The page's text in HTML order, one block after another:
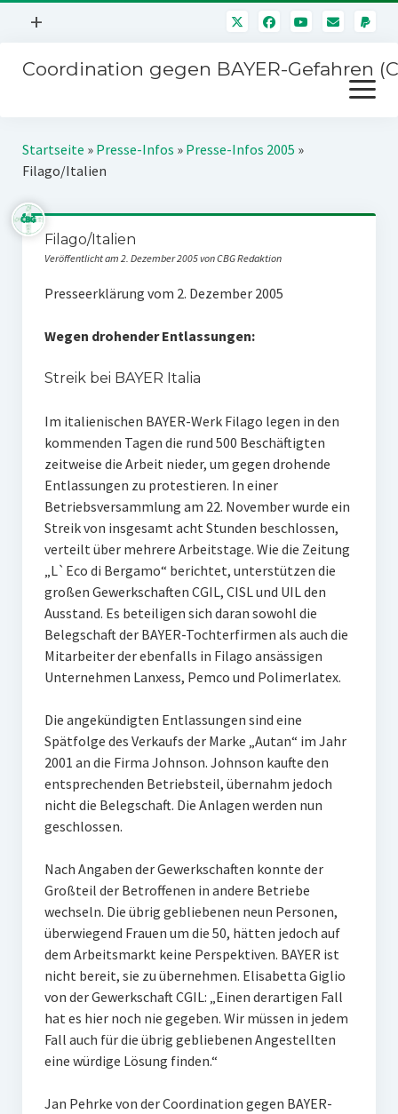
Menü
+
Mitmachen
Über uns
Kontakt
Impressum
Coordination gegen BAYER-Gefahren
Menü
öffnen
Kampagnen
Stichwort BAYER
Jahrestagung
SPENDEN
Startseite » Presse-Infos » Presse-Infos 2005 »
Filago/Italien
Filago/Italien
Veröffentlicht am 2. Dezember 2005 von CBG Redaktion
Presseerklärung vom 2. Dezember 2005
Wegen drohender Entlassungen:
Streik bei BAYER Italia
Im italienischen BAYER-Werk Filago legen in den
kommenden Tagen die rund 500 Beschäftigten
zeitweise die Arbeit nieder, um gegen drohende
Entlassungen zu protestieren. In einer
Betriebsversammlung am 22. November wurde ein
Streik von insgesamt acht Stunden beschlossen,
verteilt über mehrere Arbeitstage. Wie die Zeitung
„L`Eco di Bergamo“ berichtet, unterstützen die
großen Gewerkschaften CGIL, CISL und UIL den
Ausstand. Es beteiligen sich daran sowohl die
Belegschaft der BAYER-Tochterfirmen als auch die
Mitarbeiter der ebenfalls in Filago ansässigen
Unternehmen Lanxess, Pemco und Polimerlatex.
Die angekündigten Entlassungen sind eine
Spätfolge des Verkaufs der Marke „Autan“ im Jahr
2001 an die Firma Johnson. Johnson kaufte den
entsprechenden Betriebsteil, übernahm jedoch
nicht die Belegschaft. Die Anlagen werden nun
geschlossen.
Nach Angaben der Gewerkschaften konnte der
Großteil der Betroffenen in andere Betriebe
wechseln. Die übrig gebliebenen neun Personen,
überwiegend Frauen um die 50, hätten jedoch auf
dem Arbeitsmarkt keine Perspektiven. BAYER ist
nicht bereit, sie zu übernehmen. Elisabetta Giglio
von der Gewerkschaft CGIL: „Einen derartigen Fall
hat es hier noch nie gegeben. Wir müssen in jedem
Fall auch für die übrig gebliebenen Angestellten
eine würdige Lösung finden.“
Jan Pehrke von der Coordination gegen BAYER-